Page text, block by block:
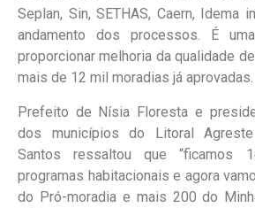
Seplan, Sin, SETHAS, Caern, Idema
andamento dos processos. É
proporcionar melhoria da qualidade
mais de 12 mil moradias já aprovadas.
Prefeito de Nísia Floresta e
dos municípios do Litoral Agreste
Santos ressaltou que “ficamos
programas habitacionais e agora
do Pró-moradia e mais 200 do